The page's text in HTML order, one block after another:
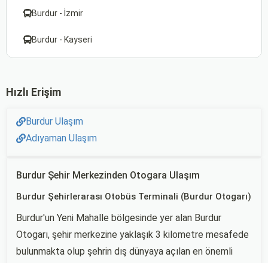
Burdur - İzmir
Burdur - Kayseri
Hızlı Erişim
Burdur Ulaşım
Adıyaman Ulaşım
Burdur Şehir Merkezinden Otogara Ulaşım
Burdur Şehirlerarası Otobüs Terminali (Burdur Otogarı)
Burdur'un Yeni Mahalle bölgesinde yer alan Burdur
Otogarı, şehir merkezine yaklaşık 3 kilometre mesafede
bulunmakta olup şehrin dış dünyaya açılan en önemli